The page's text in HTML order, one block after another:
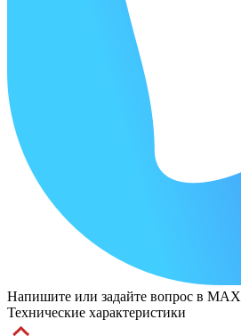
Напишите или задайте вопрос в MAX
Технические характеристики